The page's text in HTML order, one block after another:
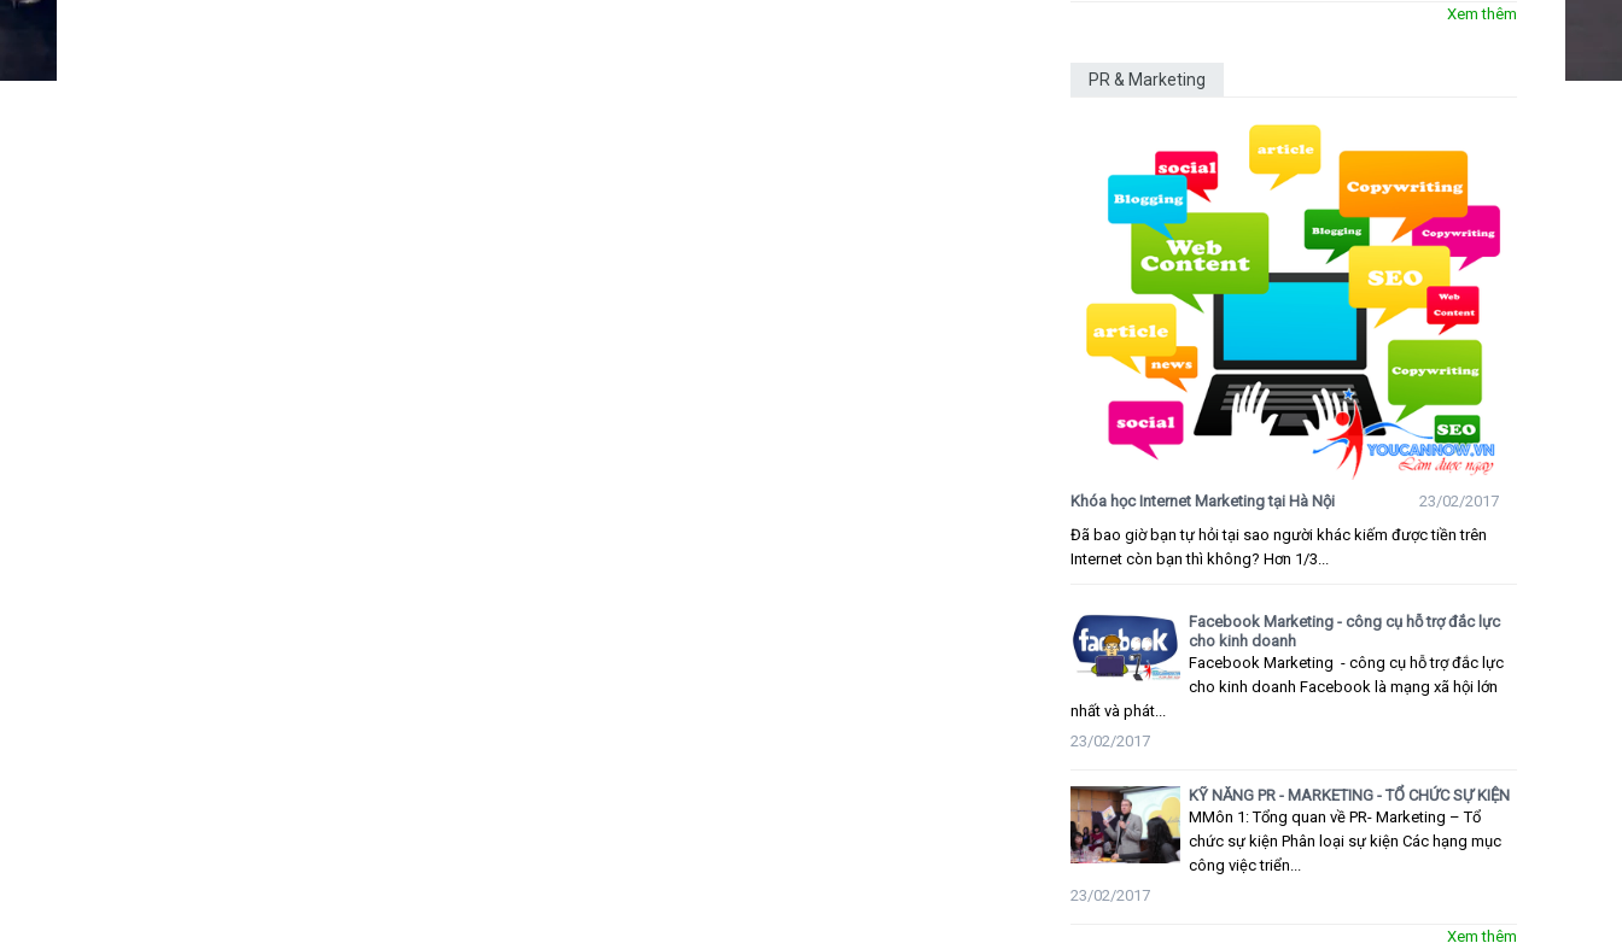
Xem thêm
PR & Marketing
Khóa học Internet Marketing tại Hà Nội
23/02/2017
Đã bao giờ bạn tự hỏi tại sao người khác kiếm được tiền trên
Internet còn bạn thì không? Hơn 1/3...
Facebook Marketing - công cụ hỗ trợ đắc lực
cho kinh doanh
Facebook Marketing - công cụ hỗ trợ đắc lực
cho kinh doanh Facebook là mạng xã hội lớn
nhất và phát...
23/02/2017
KỸ NĂNG PR - MARKETING - TỔ CHỨC SỰ KIỆN
MMôn 1: Tổng quan về PR- Marketing – Tổ
chức sự kiện Phân loại sự kiện Các hạng mục
công việc triển...
23/02/2017
Xem thêm